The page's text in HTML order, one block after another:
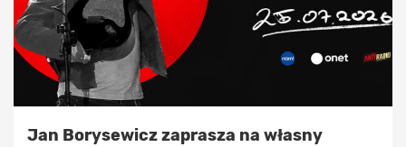
Jan Borysewicz zaprasza na własny